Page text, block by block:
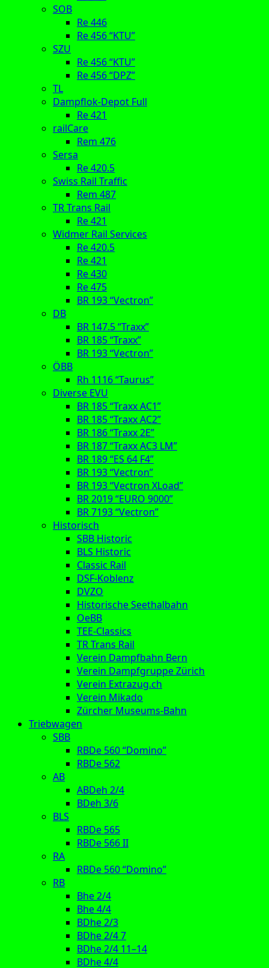
SOB
Re 446
Re 456 “KTU”
SZU
Re 456 “KTU”
Re 456 “DPZ”
TL
Dampflok-Depot Full
Re 421
railCare
Rem 476
Sersa
Re 420.5
Swiss Rail Traffic
Rem 487
TR Trans Rail
Re 421
Widmer Rail Services
Re 420.5
Re 421
Re 430
Re 475
BR 193 “Vectron”
DB
BR 147.5 “Traxx”
BR 185 “Traxx”
BR 193 “Vectron”
ÖBB
Rh 1116 “Taurus”
Diverse EVU
BR 185 “Traxx AC1”
BR 185 “Traxx AC2”
BR 186 “Traxx 2E”
BR 187 “Traxx AC3 LM”
BR 189 “ES 64 F4”
BR 193 “Vectron”
BR 193 “Vectron XLoad”
BR 2019 “EURO 9000”
BR 7193 “Vectron”
Historisch
SBB Historic
BLS Historic
Classic Rail
DSF-Koblenz
DVZO
Historische Seethalbahn
OeBB
TEE-Classics
TR Trans Rail
Verein Dampfbahn Bern
Verein Dampfgruppe Zürich
Verein Extrazug.ch
Verein Mikado
Zürcher Museums-Bahn
Triebwagen
SBB
RBDe 560 “Domino”
RBDe 562
AB
ABDeh 2/4
BDeh 3/6
BLS
RBDe 565
RBDe 566 II
RA
RBDe 560 “Domino”
RB
Bhe 2/4
Bhe 4/4
BDhe 2/3
BDhe 2/4 7
BDhe 2/4 11–14
BDhe 4/4